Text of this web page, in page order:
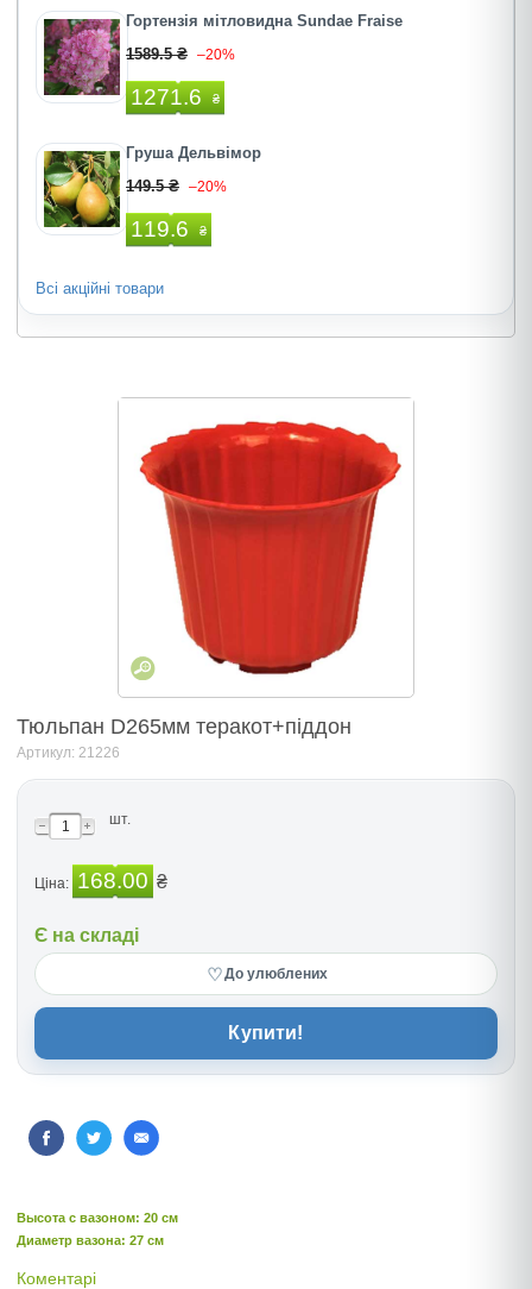
Гортензія мітловидна Sundae Fraise
1589.5 ₴ –20%
1271.6 ₴
Груша Дельвімор
149.5 ₴ –20%
119.6 ₴
Всі акційні товари
Тюльпан D265мм теракот+піддон
Артикул: 21226
шт.
Ціна: 168.00 ₴
Є на складі
♡До улюблених
Купити!
Высота c вазоном: 20 см
Диаметр вазона: 27 см
Коментарі